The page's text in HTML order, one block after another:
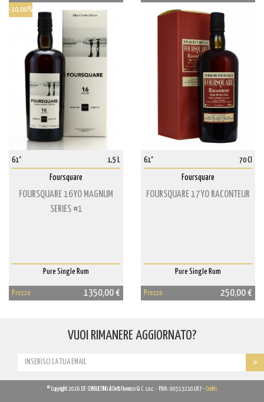
-10,00%
61° 1,5 L
Foursquare
FOURSQUARE 16YO MAGNUM
SERIES #1
Pure Single Rum
Prezzo 1350,00 €
61° 70 Cl
Foursquare
FOURSQUARE 17YO RACONTEUR
Pure Single Rum
Prezzo 250,00 €
VUOI RIMANERE AGGIORNATO?
© Copyright 2026 D.F. CONSULTING di Detti Fiorenzo & C. s.n.c. - P.IVA: 00513210187 - Credits